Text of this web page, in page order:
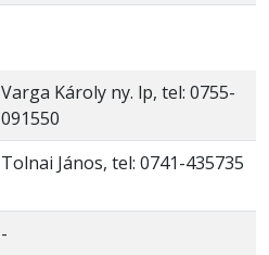
Varga Károly ny. lp, tel: 0755-
091550
Tolnai János, tel: 0741-435735
-